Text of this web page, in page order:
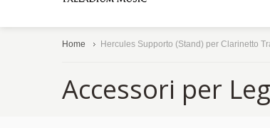
Home Hercules Supporto (Stand) per Clarinetto
Accessori per